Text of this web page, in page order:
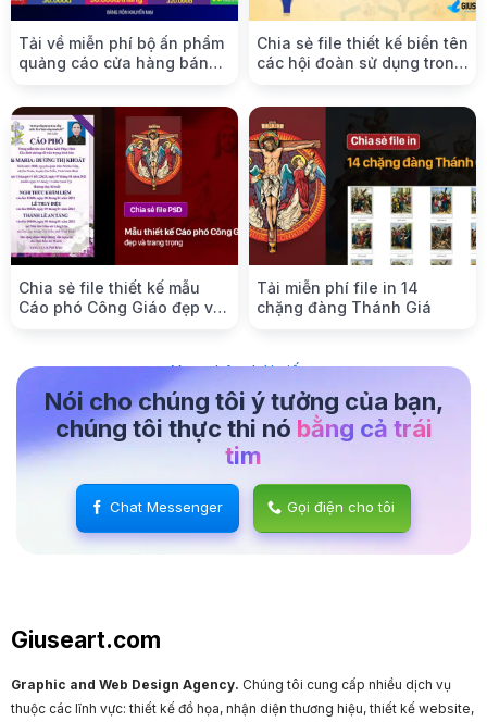
Tải về miễn phí bộ ấn phẩm
quảng cáo cửa hàng bán
Chia sẻ file thiết kế biển tên
các hội đoàn sử dụng trong
Chia sẻ file thiết kế mẫu
Cáo phó Công Giáo đẹp và
Tải miễn phí file in 14
chặng đàng Thánh Giá
Xem thêm bài viết
Nói cho chúng tôi ý tưởng của bạn,
chúng tôi thực thi nó bằng cả trái
tim
Chat Messenger Gọi điện cho tôi
Giuseart.com
Graphic and Web Design Agency. Chúng tôi cung cấp nhiều dịch vụ
thuộc các lĩnh vực: thiết kế đồ họa, nhận diện thương hiệu, thiết kế website,